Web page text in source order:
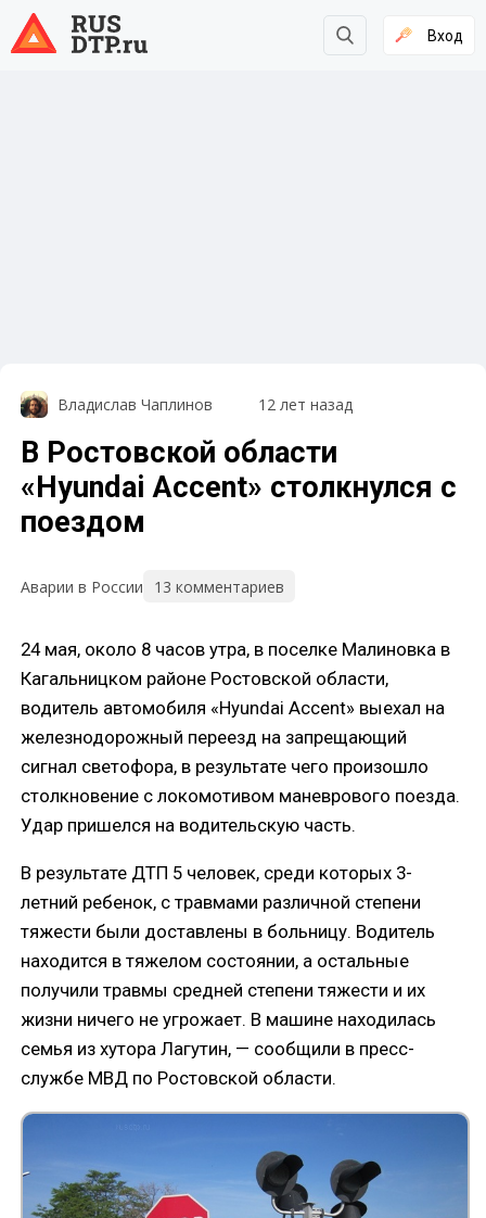
Вход
Владислав Чаплинов 12 лет назад
В Ростовской области
«Hyundai Accent» столкнулся с
поездом
Аварии в России 13 комментариев
24 мая, около 8 часов утра, в поселке Малиновка в
Кагальницком районе Ростовской области,
водитель автомобиля «Hyundai Accent» выехал на
железнодорожный переезд на запрещающий
сигнал светофора, в результате чего произошло
столкновение с локомотивом маневрового поезда.
Удар пришелся на водительскую часть.
В результате ДТП 5 человек, среди которых 3-
летний ребенок, с травмами различной степени
тяжести были доставлены в больницу. Водитель
находится в тяжелом состоянии, а остальные
получили травмы средней степени тяжести и их
жизни ничего не угрожает. В машине находилась
семья из хутора Лагутин, — сообщили в пресс-
службе МВД по Ростовской области.